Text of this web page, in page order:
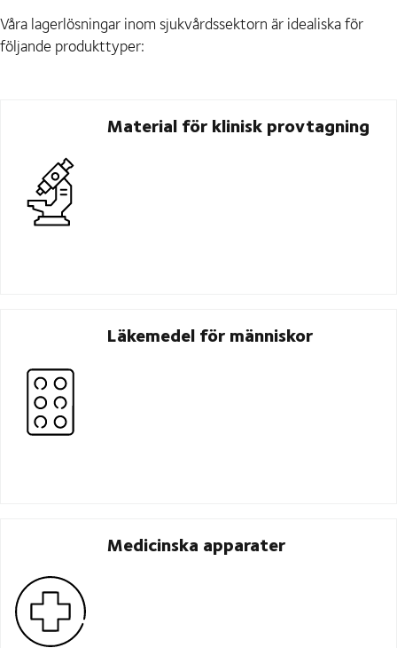
Våra lagerlösningar inom sjukvårdssektorn är idealiska för
följande produkttyper:
Material för klinisk provtagning
Läkemedel för människor
Medicinska apparater